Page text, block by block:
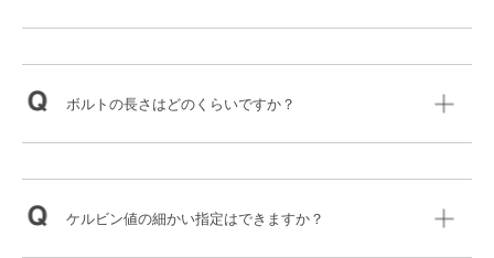
ボルトの長さはどのくらいですか？
ケルビン値の細かい指定はできますか？